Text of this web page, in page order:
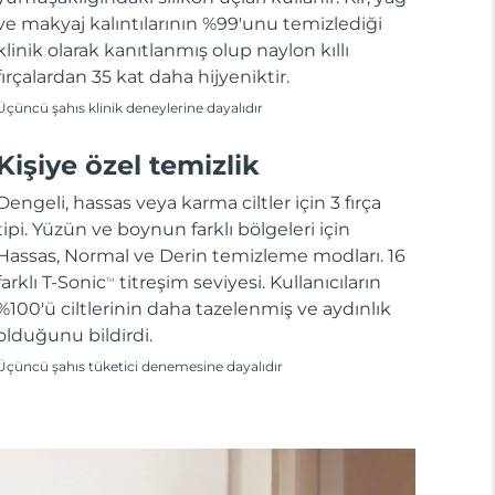
makyaj kalıntılarının %99'unu temizlediği
olarak kanıtlanmış olup naylon kıllı
35 kat daha hijyeniktir.
şahıs klinik deneylerine dayalıdır
özel temizlik
hassas veya karma ciltler için 3 fırça
Yüzün ve boynun farklı bölgeleri için
Normal ve Derin temizleme modları. 16
T-SonicTM
titreşim seviyesi. Kullanıcıların
ciltlerinin daha tazelenmiş ve aydınlık
bildirdi.
şahıs tüketici denemesine dayalıdır